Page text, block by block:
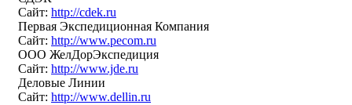
Сайт: http://cdek.ru
Первая Экспедиционная Компания
Сайт: http://www.pecom.ru
ООО ЖелДорЭкспедиция
Сайт: http://www.jde.ru
Деловые Линии
Сайт: http://www.dellin.ru